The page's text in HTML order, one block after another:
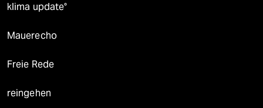
klima update°
Mauerecho
Freie Rede
reingehen